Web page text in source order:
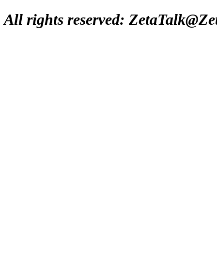
All rights reserved: